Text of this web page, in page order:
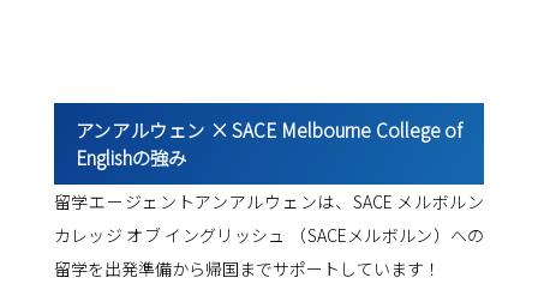
アンアルウェン × SACE Melbourne College of
Englishの強み
留学エージェントアンアルウェンは、SACE メルボルン
カレッジ オブ イングリッシュ （SACEメルボルン）への
留学を出発準備から帰国までサポートしています！